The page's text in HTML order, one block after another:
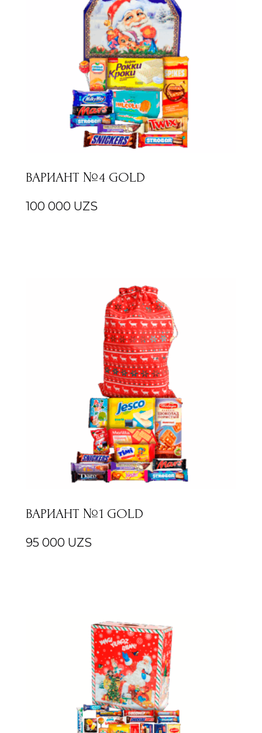
ВАРИАНТ №4 GOLD
100 000 UZS
ВАРИАНТ №1 GOLD
95 000 UZS